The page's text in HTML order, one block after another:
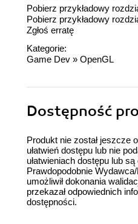
Pobierz przykładowy
Pobierz przykładowy
Zgłoś erratę
Kategorie:
Game Dev » OpenGL
Dostępność
Produkt nie został jeszcze
ułatwień dostępu lub nie
ułatwieniach dostępu lub
Prawdopodobnie
umożliwił dokonania
przekazał odpowiednich
dostępności.